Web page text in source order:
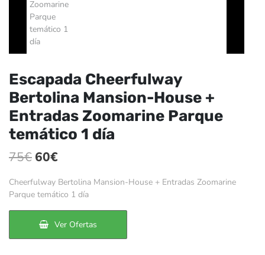
Escapada Cheerfulway
Bertolina Mansion-House +
Entradas Zoomarine Parque
temático 1 día
75€ El
precio
original
era:
75€.
60€
precio
actual
es:
60€.
Cheerfulway Bertolina Mansion-House + Entradas Zoomarine
Parque temático 1 día
Ver Ofertas